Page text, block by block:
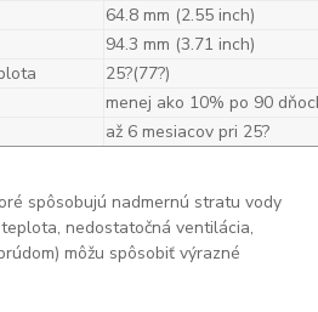
64.8 mm (2.55 inch)
94.3 mm (3.71 inch)
25?(77?)
menej ako 10% po 90
až 6 mesiacov pri 25?
spôsobujú nadmernú stratu vody
nedostatočná ventilácia,
môžu spôsobiť výrazné